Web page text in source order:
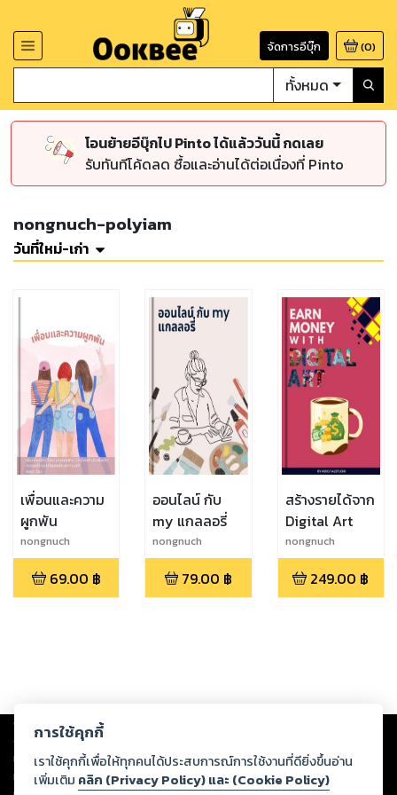
จัดการอีบุ๊ก (0)
ทั้งหมด
โอนย้ายอีบุ๊กไป Pinto ได้แล้ววันนี้ กดเลย
รับทันทีโค้ดลด ซื้อและอ่านได้ต่อเนื่องที่ Pinto
nongnuch-polyiam
วันที่ใหม่-เก่า
เพื่อนและความ
ผูกพัน
nongnuch
polyiam
69.00 ฿
ออนไลน์ กับ
my แกลลอรี่
nongnuch
polyiam
79.00 ฿
สร้างรายได้จาก
Digital Art
nongnuch
polyiam
249.00 ฿
Copyright © 2026
ต่อผลงานหรือเนื้อหาใดที่อัปโหลดผ่านเว็บไซต์และปรากฏว่าละเมิดสิทธิใน
ทรัพย์สินทางปัญญาของบุคคลอื่นหรือขัดต่อกฎหมายและศีลธรรม ดังนั้น ผู้อ่าน
ทุกท่านโปรดใช้วิจารณญาณในการกลั่นกรองด้วยตนเอง และหากท่านพบว่าส่วน
การใช้คุกกี้
เราใช้คุกกี้เพื่อให้ทุกคนได้ประสบการณ์การใช้งานที่ดียิ่งขึ้นอ่าน
เพิ่มเติม คลิก (Privacy Policy) และ (Cookie Policy)